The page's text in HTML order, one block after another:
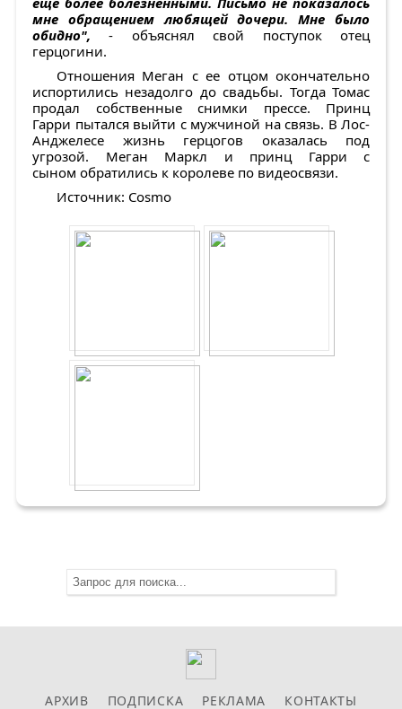
мне обращением любящей дочери. Мне было
обидно", - объяснял свой поступок отец
герцогини.
Отношения Меган с ее отцом окончательно
испортились незадолго до свадьбы. Тогда Томас
продал собственные снимки прессе. Принц
Гарри пытался выйти с мужчиной на связь. В Лос-
Анджелесе жизнь герцогов оказалась под
угрозой. Меган Маркл и принц Гарри с
сыном обратились к королеве по видеосвязи.
Источник: Cosmo
АРХИВ ПОДПИСКА РЕКЛАМА КОНТАКТЫ